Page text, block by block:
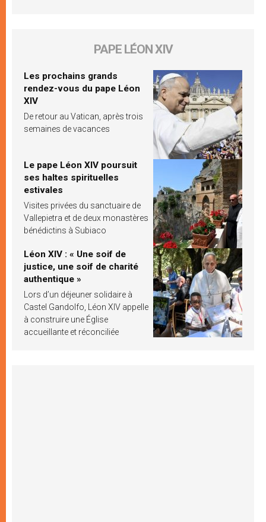
PAPE LÉON XIV
Les prochains grands
rendez-vous du pape Léon
XIV
De retour au Vatican, après trois
semaines de vacances
Le pape Léon XIV poursuit
ses haltes spirituelles
estivales
Visites privées du sanctuaire de
Vallepietra et de deux monastères
bénédictins à Subiaco
Léon XIV : « Une soif de
justice, une soif de charité
authentique »
Lors d’un déjeuner solidaire à
Castel Gandolfo, Léon XIV appelle
à construire une Église
accueillante et réconciliée